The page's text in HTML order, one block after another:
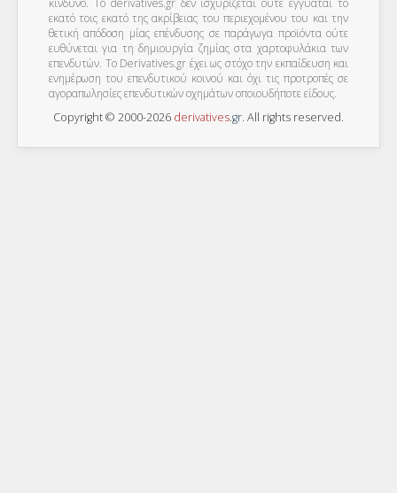
κίνδυνο. Το derivatives.gr δεν ισχυρίζεται ούτε εγγυάται το
εκατό τοις εκατό της ακρίβειας του περιεχομένου του και την
θετική απόδοση μίας επένδυσης σε παράγωγα προϊόντα ούτε
ευθύνεται για τη δημιουργία ζημίας στα χαρτοφυλάκια των
επενδυτών. To Derivatives.gr έχει ως στόχο την εκπαίδευση και
ενημέρωση του επενδυτικού κοινού και όχι τις προτροπές σε
αγοραπωλησίες επενδυτικών οχημάτων οποιουδήποτε είδους.
Copyright © 2000-2026 derivatives.gr. All rights reserved.